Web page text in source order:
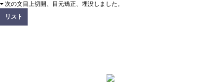
次の文 目上切開、目元矯正、埋没しました。
リスト